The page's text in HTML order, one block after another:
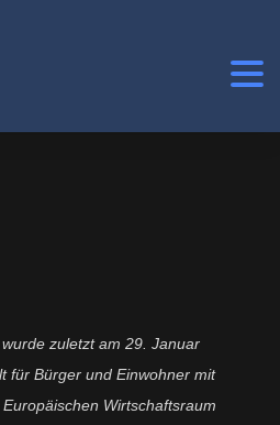
zuletzt am 29. Januar
für Bürger und Einwohner mit
Wirtschaftsraum